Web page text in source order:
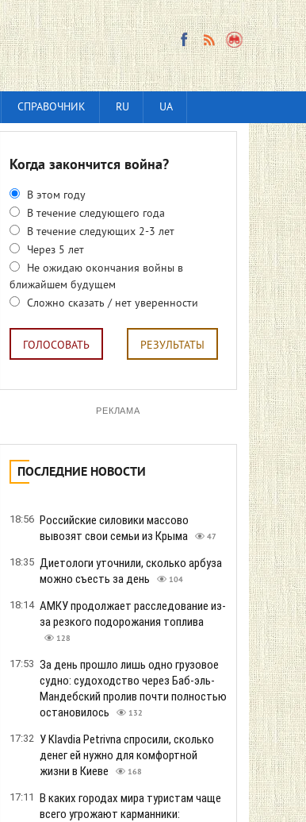
СПРАВОЧНИК RU UA
Когда закончится война?
В этом году
В течение следующего года
В течение следующих 2-3 лет
Через 5 лет
Не ожидаю окончания войны в
ближайшем будущем
Сложно сказать / нет уверенности
ГОЛОСОВАТЬ РЕЗУЛЬТАТЫ
РЕКЛАМА
ПОСЛЕДНИЕ НОВОСТИ
18:56 Российские силовики массово
вывозят свои семьи из Крыма
47
18:35 Диетологи уточнили, сколько арбуза
можно съесть за день
104
18:14 АМКУ продолжает расследование из-
за резкого подорожания топлива
128
17:53 За день прошло лишь одно грузовое
судно: судоходство через Баб-эль-
Мандебский пролив почти полностью
остановилось
132
17:32 У Klavdia Petrivna спросили, сколько
денег ей нужно для комфортной
жизни в Киеве
168
17:11 В каких городах мира туристам чаще
всего угрожают карманники: